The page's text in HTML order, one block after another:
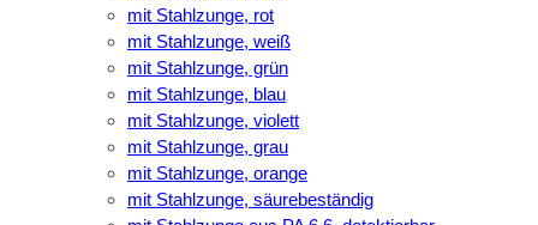
mit Stahlzunge, rot
mit Stahlzunge, weiß
mit Stahlzunge, grün
mit Stahlzunge, blau
mit Stahlzunge, violett
mit Stahlzunge, grau
mit Stahlzunge, orange
mit Stahlzunge, säurebeständig